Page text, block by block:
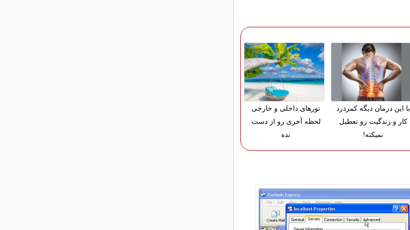
با این درمان دیگه کمردرد
کار و زندگیت رو تعطیل
نمیکنه!
تورهای داخلی و خارجی
لحظه آخری رو از دست
نده